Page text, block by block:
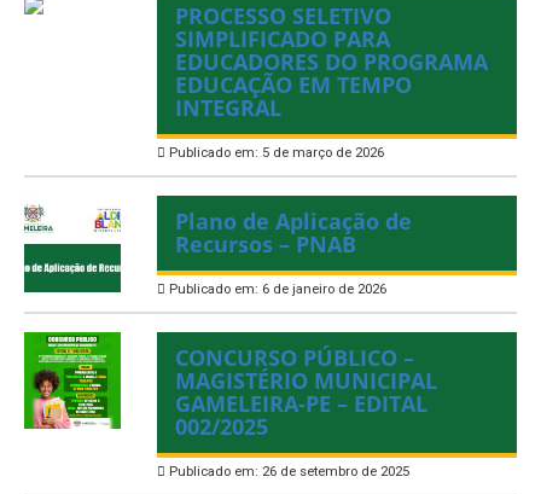
PROCESSO SELETIVO
SIMPLIFICADO PARA
EDUCADORES DO PROGRAMA
EDUCAÇÃO EM TEMPO
INTEGRAL
Publicado em: 5 de março de 2026
Plano de Aplicação de
Recursos – PNAB
Publicado em: 6 de janeiro de 2026
CONCURSO PÚBLICO –
MAGISTÉRIO MUNICIPAL
GAMELEIRA-PE – EDITAL
002/2025
Publicado em: 26 de setembro de 2025